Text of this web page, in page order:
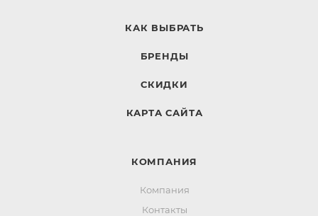
КАК ВЫБРАТЬ
БРЕНДЫ
СКИДКИ
КАРТА САЙТА
КОМПАНИЯ
Компания
Контакты